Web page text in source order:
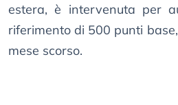
estera, è intervenuta per
riferimento di 500 punti
mese scorso.